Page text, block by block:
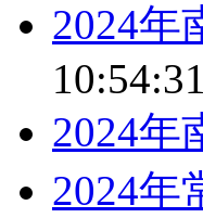
2024年
10:54:31
2024年
2024年